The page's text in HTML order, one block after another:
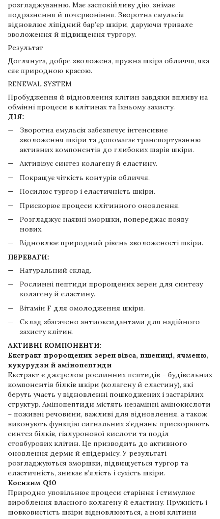
розгладжуванню. Має заспокійливу дію, знімає
подразнення й почервоніння. Зворотна емульсія
відновлює ліпідний бар’єр шкіри, даруючи тривале
зволоження й підвищення тургору.
Результат
Доглянута, добре зволожена, пружна шкіра обличчя, яка
сяє природною красою.
RENEWAL SYSTEM
Пробудження й відновлення клітин завдяки впливу на
обмінні процеси в клітинах та їхньому захисту.
ДІЯ:
Зворотна емульсія забезпечує інтенсивне
зволоження шкіри та допомагає транспортуванню
активних компонентів до глибоких шарів шкіри.
Активізує синтез колагену й еластину.
Покращує чіткість контурів обличчя.
Посилює тургор і еластичність шкіри.
Прискорює процеси клітинного оновлення.
Розгладжує наявні зморшки, попереджає появу
нових.
Відновлює природний рівень зволоженості шкіри.
ПЕРЕВАГИ:
Натуральний склад.
Рослинні пептиди пророщених зерен для синтезу
колагену й еластину.
Вітамін F для омолодження шкіри.
Склад збагачено антиоксидантами для надійного
захисту клітин.
АКТИВНІ КОМПОНЕНТИ:
Екстракт пророщених зерен вівса, пшениці, ячменю,
кукурудзи й амінопептиди
Екстракт є джерелом рослинних пептидів – будівельних
компонентів білків шкіри (колагену й еластину), які
беруть участь у відновленні пошкоджених і застарілих
структур. Амінопептиди містять незамінні амінокислоти
– поживні речовини, важливі для відновлення, а також
виконують функцію сигнальних з’єднань: прискорюють
синтез білків, гіалуронової кислоти та поділ
стовбурових клітин. Це призводить до активного
оновлення дерми й епідермісу. У результаті
розгладжуються зморшки, підвищується тургор та
еластичність, зникає в’ялість і сухість шкіри.
Коензим Q10
Природно уповільнює процеси старіння і стимулює
вироблення власного колагену й еластину. Пружність і
шовковистість шкіри відновлюються, а нові клітини